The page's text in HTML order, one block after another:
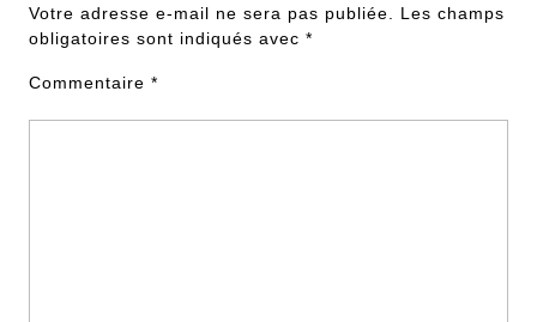
Votre adresse e-mail ne sera pas publiée.
Les champs
obligatoires sont indiqués avec *
Commentaire *